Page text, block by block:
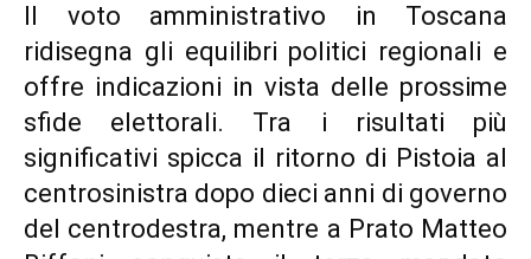
Il voto amministrativo in Toscana
ridisegna gli equilibri politici regionali e
offre indicazioni in vista delle prossime
sfide elettorali. Tra i risultati più
significativi spicca il ritorno di Pistoia al
centrosinistra dopo dieci anni di governo
del centrodestra, mentre a Prato Matteo